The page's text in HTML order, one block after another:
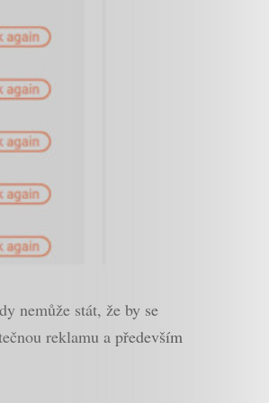
nemůže stát, že by se
reklamu a především